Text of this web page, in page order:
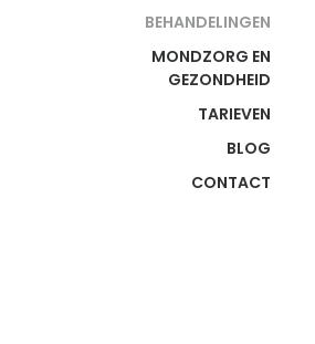
BEHANDELINGEN
MONDZORG EN
GEZONDHEID
TARIEVEN
BLOG
CONTACT